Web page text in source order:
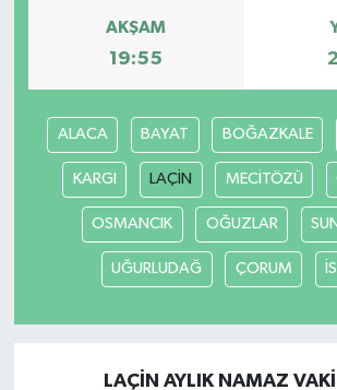
AKŞAM
19:55
ALACA BAYAT BOĞAZKALE
KARGI LAÇİN MECİTÖZÜ
OSMANCIK OĞUZLAR
UĞURLUDAĞ ÇORUM
LAÇİN AYLIK NAMAZ